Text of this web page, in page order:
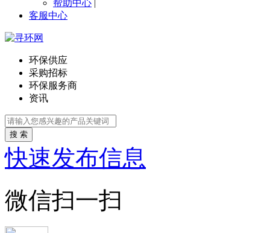
帮助中心 |
客服中心
环保供应
采购招标
环保服务商
资讯
搜 索
快速发布信息
微信扫一扫